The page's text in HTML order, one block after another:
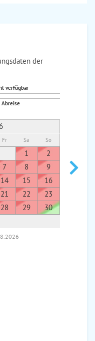
der
verfügbar
Abreise
Fr Sa So
1
2
7 8
9
14 15
16
21 22
23
28 29
30
7